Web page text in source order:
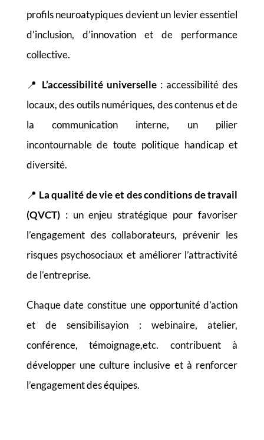
profils neuroatypiques devient un levier essentiel
d’inclusion, d’innovation et de performance
collective.
📍 L’accessibilité universelle : accessibilité des
locaux, des outils numériques, des contenus et de
la communication interne, un pilier
incontournable de toute politique handicap et
diversité.
📍 La qualité de vie et des conditions de travail
(QVCT): un enjeu stratégique pour favoriser
l’engagement des collaborateurs, prévenir les
risques psychosociaux et améliorer l’attractivité
de l’entreprise.
Chaque date constitue une opportunité d’action
et de sensibilisayion : webinaire, atelier,
conférence, témoignage,etc. contribuent à
développer une culture inclusive et à renforcer
l’engagement des équipes.